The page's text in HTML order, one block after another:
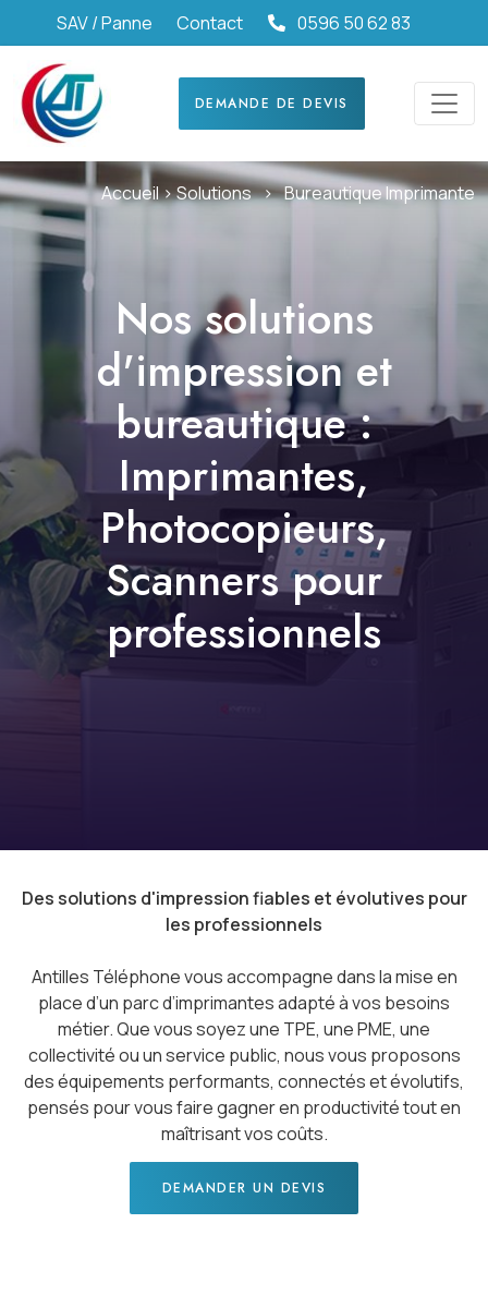
SAV / Panne Contact 0596 50 62 83
DEMANDE DE DEVIS
Accueil >Solutions > Bureautique Imprimante
Nos solutions
d'impression et
bureautique :
Imprimantes,
Photocopieurs,
Scanners pour
professionnels
Des solutions d'impression fiables et évolutives pour
les professionnels
Antilles Téléphone vous accompagne dans la mise en
place d’un parc d’imprimantes adapté à vos besoins
métier. Que vous soyez une TPE, une PME, une
collectivité ou un service public, nous vous proposons
des équipements performants, connectés et évolutifs,
pensés pour vous faire gagner en productivité tout en
maîtrisant vos coûts.
DEMANDER UN DEVIS